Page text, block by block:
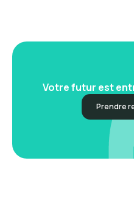
Votre futur est
Prendre